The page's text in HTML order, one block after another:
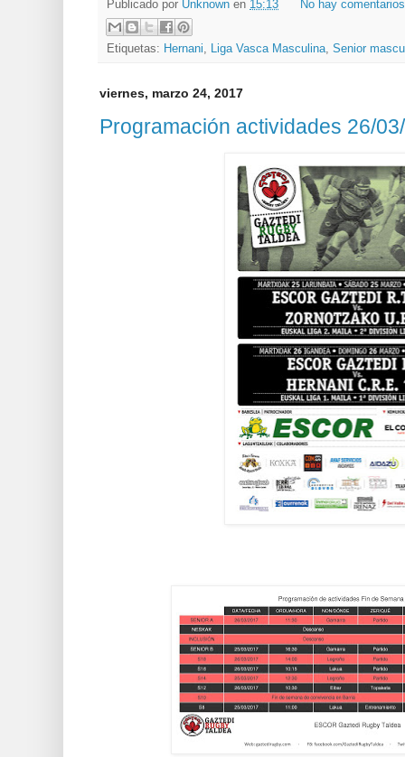
Publicado por Unknown en 15:13 No hay
Etiquetas: Hernani Liga Vasca Masculina Senior
viernes, marzo 24, 2017
Programación actividades 26/